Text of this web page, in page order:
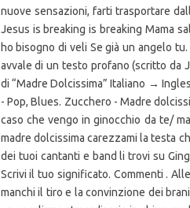
nuove sensazioni, farti trasportare
Jesus is breaking is breaking Mama
ho bisogno di veli Se già un angelo
avvale di un testo profano (scritto da
di “Madre Dolcissima” Italiano →
- Pop, Blues. Zucchero - Madre
caso che vengo in ginocchio da te/
madre dolcissima carezzami la testa
dei tuoi cantanti e band li trovi su
Scrivi il tuo significato. Commenti .
manchi il tiro e la convinzione dei